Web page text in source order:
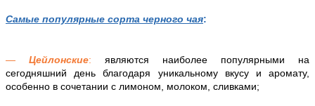
Самые популярные сорта черного чая:
— Цейлонские: являются наиболее популярными на
сегодняшний день благодаря уникальному вкусу и аромату,
особенно в сочетании с лимоном, молоком, сливками;